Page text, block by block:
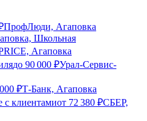
ПрофЛюди, Агаповка
Школьная
Агаповка
до 90 000 ₽Урал-Сервис-
₽Т-Банк, Агаповка
с клиентамиот 72 380 ₽СБЕР,